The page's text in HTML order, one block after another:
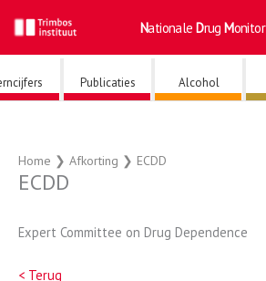
naar
de
inhoud
Nationale Drug Monitor
Publicaties Alcohol
Home ❯ Afkorting ❯ ECDD
ECDD
Expert Committee on Drug Dependence
< Terug